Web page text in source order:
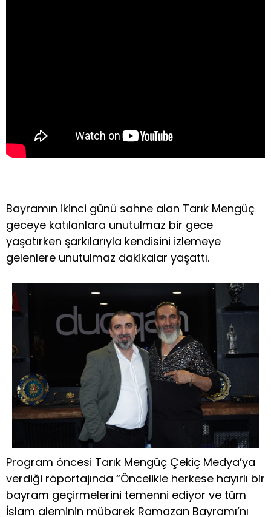
Bayramın ikinci günü sahne alan Tarık Mengüç
geceye katılanlara unutulmaz bir gece
yaşatırken şarkılarıyla kendisini izlemeye
gelenlere unutulmaz dakikalar yaşattı.
Program öncesi Tarık Mengüç Çekiç Medya’ya
verdiği röportajında “Öncelikle herkese hayırlı bir
bayram geçirmelerini temenni ediyor ve tüm
İslam aleminin mübarek Ramazan Bayramı’nı